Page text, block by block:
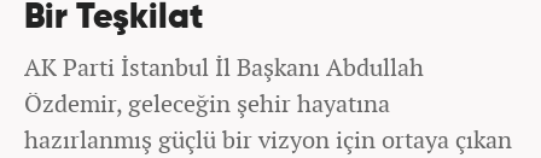
Bir Teşkilat
AK Parti İstanbul İl Başkanı Abdullah
Özdemir, geleceğin şehir hayatına
hazırlanmış güçlü bir vizyon için ortaya çıkan